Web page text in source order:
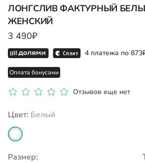
ЛОНГСЛИВ ФАКТУРНЫЙ
ЖЕНСКИЙ
3 490₽
4 платежа по 873
Оплата бонусами
Отзывов еще нет
Цвет: белый
Размер: